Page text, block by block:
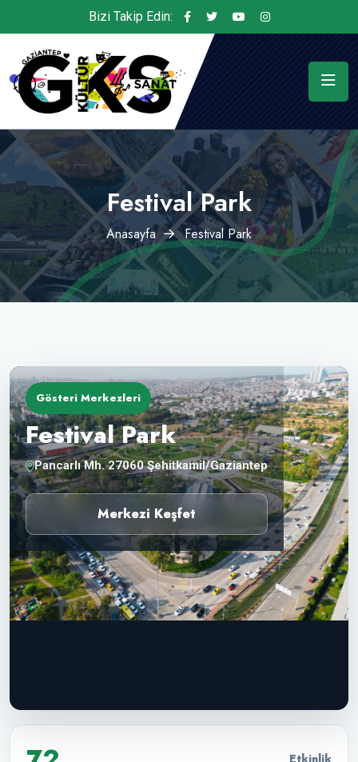
Bizi Takip Edin:
Festival Park
Anasayfa Festival Park
Gösteri Merkezleri
Festival Park
Pancarlı Mh. 27060 Şehitkamil/Gaziantep
Merkezi Keşfet